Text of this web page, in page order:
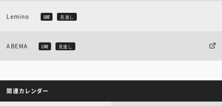
Lemino LIVE 見逃し
ABEMA LIVE 見逃し
関連カレンダー